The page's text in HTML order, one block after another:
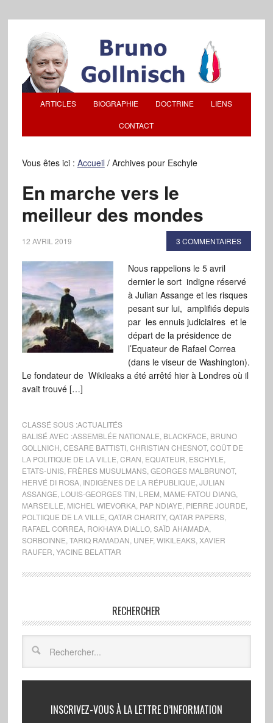
ARTICLES BIOGRAPHIE DOCTRINE LIENS
CONTACT
Vous êtes ici : Accueil /Archives pour Eschyle
En marche vers le
meilleur des mondes
12 AVRIL 2019 3 COMMENTAIRES
Nous rappelions le 5 avril
dernier le sort indigne réservé
à Julian Assange et les risques
pesant sur lui, amplifiés depuis
par les ennuis judiciaires et le
départ de la présidence de
l’Equateur de Rafael Correa
(dans le viseur de Washington).
Le fondateur de Wikileaks a été arrêté hier à Londres où il
avait trouvé […]
CLASSÉ SOUS :ACTUALITÉS
BALISÉ AVEC :ASSEMBLÉE NATIONALE BLACKFACE BRUNO
GOLLNICH CESARE BATTISTI, CHRISTIAN CHESNOT, COÛT DE
LA POLITIQUE DE LA VILLE CRAN EQUATEUR ESCHYLE
ETATS-UNIS, FRÈRES MUSULMANS, GEORGES MALBRUNOT,
HERVÉ DI ROSA, INDIGÈNES DE LA RÉPUBLIQUE JULIAN
ASSANGE LOUIS-GEORGES TIN LREM MAME-FATOU DIANG,
MARSEILLE MICHEL WIEVORKA, PAP NDIAYE PIERRE JOURDE
POLTIIQUE DE LA VILLE QATAR CHARITY, QATAR PAPERS,
RAFAEL CORREA, ROKHAYA DIALLO, SAÏD AHAMADA,
SORBOINNE TARIQ RAMADAN UNEF, WIKILEAKS, XAVIER
RAUFER YACINE BELATTAR
RECHERCHER
INSCRIVEZ-VOUS À LA LETTRE D’INFORMATION